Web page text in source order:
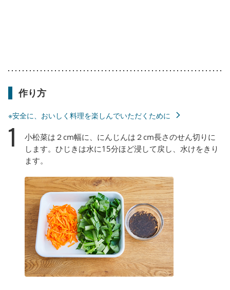
作り方
※安全に、おいしく料理を楽しんでいただくために
1
小松菜は２cm幅に、にんじんは２cm長さのせん切りに
します。ひじきは水に15分ほど浸して戻し、水けをきり
ます。